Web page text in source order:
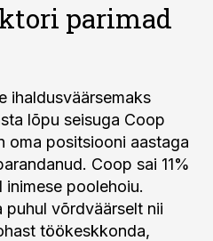
parimad
ihaldusväärsemaks
lõpu seisuga Coop
oma positsiooni aastaga
Coop sai 11%
poolehoiu.
puhul võrdväärselt nii
töökeskkonda,